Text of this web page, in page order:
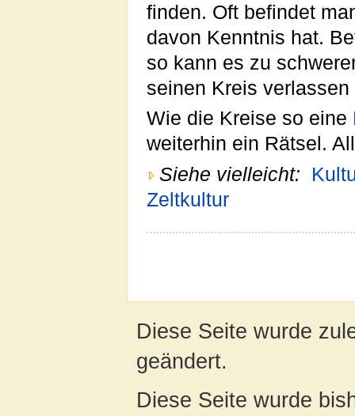
finden. Oft befindet
davon Kenntnis hat.
so kann es zu
seinen Kreis
Wie die Kreise so eine
weiterhin ein Rätsel.
Siehe vielleicht:
Zeltkultur
Diese Seite wurde
geändert.
Diese Seite wurde